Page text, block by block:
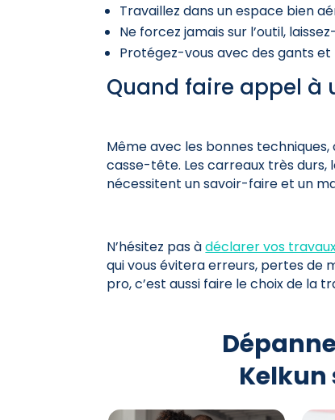
Travaillez dans un espace bien
Ne forcez jamais sur l’outil,
Protégez-vous avec des gants
Quand faire appel à
Même avec les bonnes
casse-tête. Les carreaux très durs,
nécessitent un savoir-faire et un
N’hésitez pas àdéclarer vos
qui vous évitera erreurs, pertes de
pro, c’est aussi faire le choix de la
Kelkun